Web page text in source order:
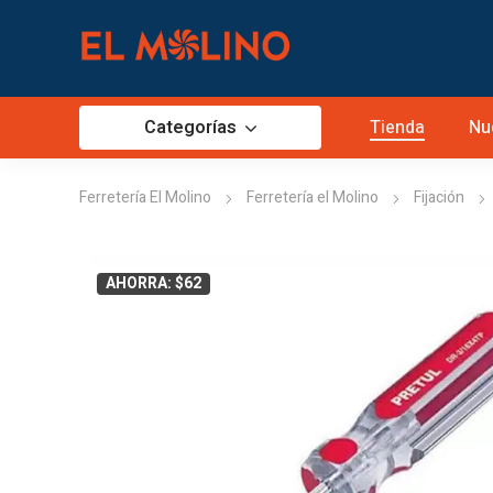
Categorías Tienda
Ferretería El Molino Ferretería el Molino Fijación
AHORRA: $62